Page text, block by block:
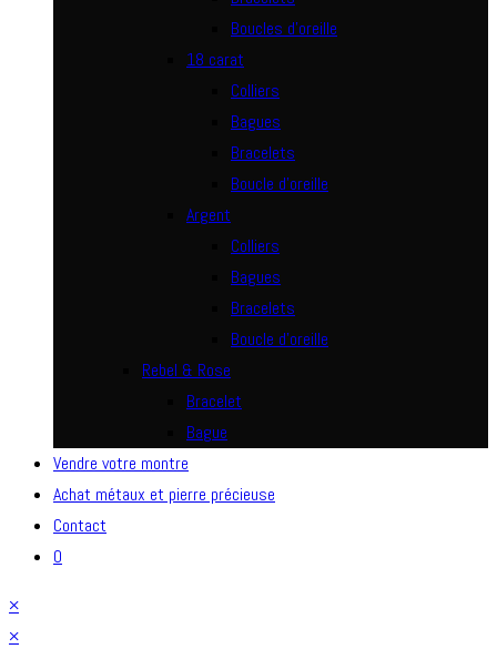
Boucles d’oreille
18 carat
Colliers
Bagues
Bracelets
Boucle d’oreille
Argent
Colliers
Bagues
Bracelets
Boucle d’oreille
Rebel & Rose
Bracelet
Bague
Vendre votre montre
Achat métaux et pierre précieuse
Contact
0
×
×